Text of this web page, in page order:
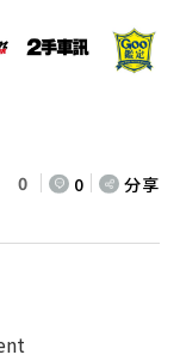
0 0 分享